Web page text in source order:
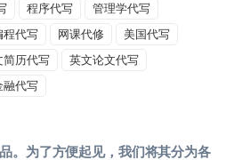
程序代写
管理学代写
程代写 网课代修
美国代写
简历代写
英文论文代写
融代写
。为了方便起见，我们将其分为各